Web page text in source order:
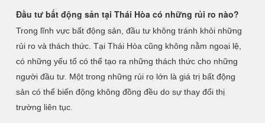
Đầu tư bất động sản tại Thái Hòa có những rủi ro nào?
Trong lĩnh vực bất động sản, đầu tư không tránh khỏi những
rủi ro và thách thức. Tại Thái Hòa cũng không nằm ngoại lệ,
có những yếu tố có thể tạo ra những thách thức cho những
người đầu tư. Một trong những rủi ro lớn là giá trị bất động
sản có thể biến động không đồng đều do sự thay đổi thị
trường liên tục.